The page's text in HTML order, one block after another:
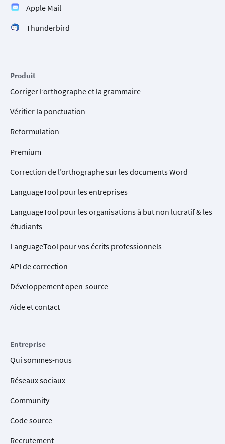
Apple Mail
Thunderbird
Produit
Corriger l’orthographe et la grammaire
Vérifier la ponctuation
Reformulation
Premium
Correction de l’orthographe sur les documents Word
LanguageTool pour les entreprises
LanguageTool pour les organisations à but non lucratif & les
étudiants
LanguageTool pour vos écrits professionnels
API de correction
Développement open-source
Aide et contact
Entreprise
Qui sommes-nous
Réseaux sociaux
Community
Code source
Recrutement